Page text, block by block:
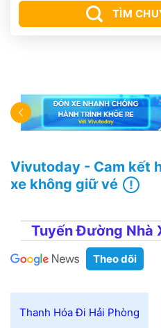
TÌM
Vivutoday - Cam kết
xe không giữ vé
Tuyến Đường Nhà
Theo dõi
Thanh Hóa Đi Hải Phòng